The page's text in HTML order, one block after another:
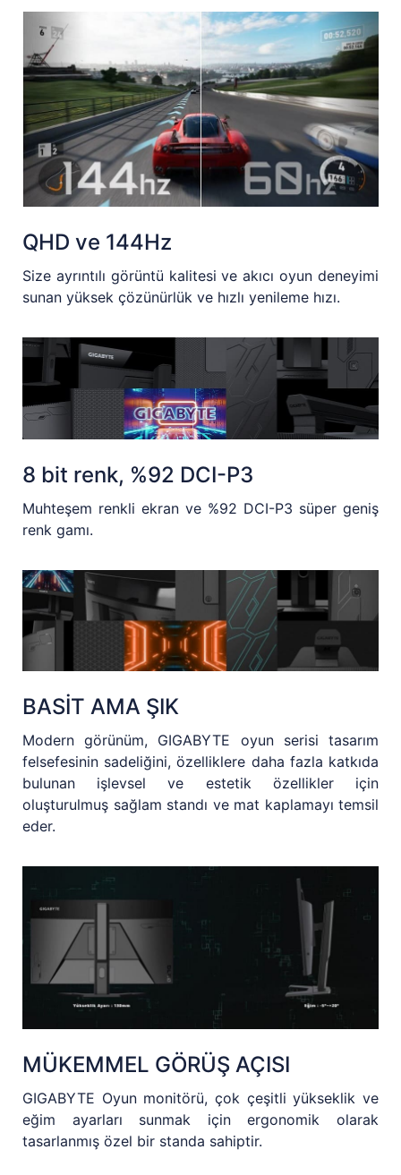
QHD ve 144Hz
Size ayrıntılı görüntü kalitesi ve akıcı oyun deneyimi
sunan yüksek çözünürlük ve hızlı yenileme hızı.
8 bit renk, %92 DCI-P3
Muhteşem renkli ekran ve %92 DCI-P3 süper geniş
renk gamı.
BASİT AMA ŞIK
Modern görünüm, GIGABYTE oyun serisi tasarım
felsefesinin sadeliğini, özelliklere daha fazla katkıda
bulunan işlevsel ve estetik özellikler için
oluşturulmuş sağlam standı ve mat kaplamayı temsil
eder.
MÜKEMMEL GÖRÜŞ AÇISI
GIGABYTE Oyun monitörü, çok çeşitli yükseklik ve
eğim ayarları sunmak için ergonomik olarak
tasarlanmış özel bir standa sahiptir.